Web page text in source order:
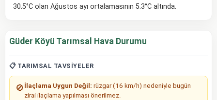
30.5°C olan Ağustos ayı ortalamasının 5.3°C altında.
Güder Köyü Tarımsal Hava Durumu
📋 TARIMSAL TAVSIYELER
🚫 İlaçlama Uygun Değil: rüzgar (16 km/h) nedeniyle bugün
zirai ilaçlama yapılması önerilmez.